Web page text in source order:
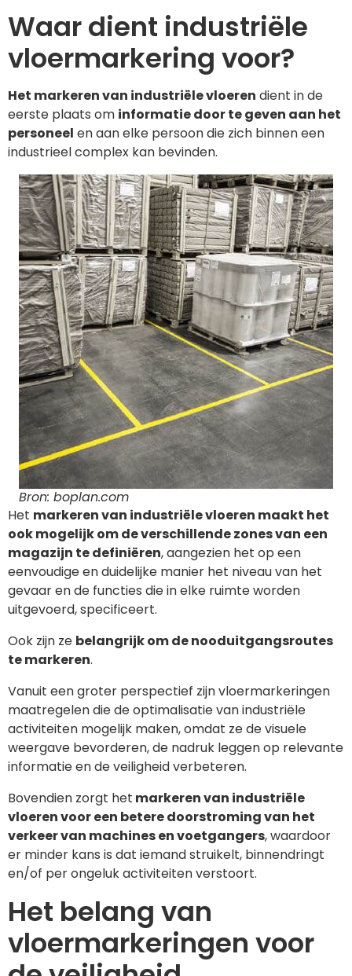
Waar dient industriële
vloermarkering voor?
Het markeren van industriële vloeren dient in de
eerste plaats om informatie door te geven aan het
personeel en aan elke persoon die zich binnen een
industrieel complex kan bevinden.
Bron: boplan.com
Het markeren van industriële vloeren maakt het
ook mogelijk om de verschillende zones van een
magazijn te definiëren, aangezien het op een
eenvoudige en duidelijke manier het niveau van het
gevaar en de functies die in elke ruimte worden
uitgevoerd, specificeert.
Ook zijn ze belangrijk om de nooduitgangsroutes
te markeren.
Vanuit een groter perspectief zijn vloermarkeringen
maatregelen die de optimalisatie van industriële
activiteiten mogelijk maken, omdat ze de visuele
weergave bevorderen, de nadruk leggen op relevante
informatie en de veiligheid verbeteren.
Bovendien zorgt het markeren van industriële
vloeren voor een betere doorstroming van het
verkeer van machines en voetgangers, waardoor
er minder kans is dat iemand struikelt, binnendringt
en/of per ongeluk activiteiten verstoort.
Het belang van
vloermarkeringen voor